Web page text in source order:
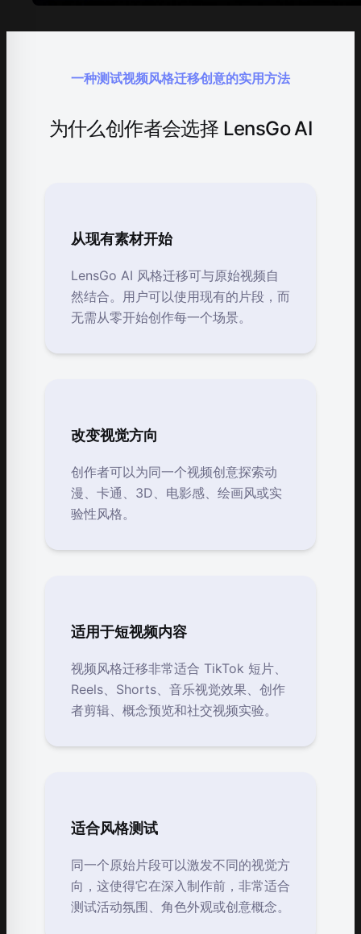
一种测试视频风格迁移创意的实用方法
为什么创作者会选择 LensGo AI
从现有素材开始
LensGo AI 风格迁移可与原始视频自
然结合。用户可以使用现有的片段，而
无需从零开始创作每一个场景。
改变视觉方向
创作者可以为同一个视频创意探索动
漫、卡通、3D、电影感、绘画风或实
验性风格。
适用于短视频内容
视频风格迁移非常适合 TikTok 短片、
Reels、Shorts、音乐视觉效果、创作
者剪辑、概念预览和社交视频实验。
适合风格测试
同一个原始片段可以激发不同的视觉方
向，这使得它在深入制作前，非常适合
测试活动氛围、角色外观或创意概念。